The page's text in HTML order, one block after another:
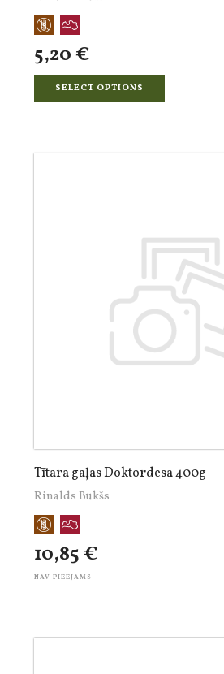
5,20 €
SELECT OPTIONS
Tītara gaļas Doktordesa 400g
Rinalds Bukšs
10,85 €
NAV PIEEJAMS